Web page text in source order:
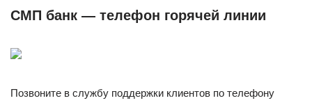
СМП банк — телефон горячей линии
Позвоните в службу поддержки клиентов по телефону